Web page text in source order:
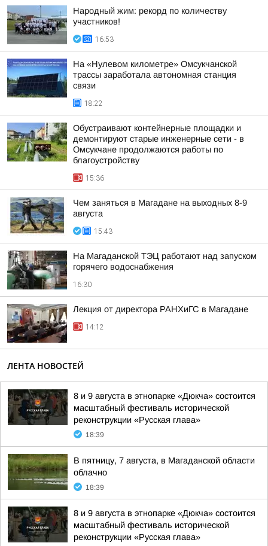
Народный жим: рекорд по количеству
участников!
16:53
На «Нулевом километре» Омсукчанской
трассы заработала автономная станция
связи
18:22
Обустраивают контейнерные площадки и
демонтируют старые инженерные сети - в
Омсукчане продолжаются работы по
благоустройству
15:36
Чем заняться в Магадане на выходных 8-9
августа
15:43
На Магаданской ТЭЦ работают над запуском
горячего водоснабжения
16:30
Лекция от директора РАНХиГС в Магадане
14:12
ЛЕНТА НОВОСТЕЙ
8 и 9 августа в этнопарке «Дюкча» состоится
масштабный фестиваль исторической
реконструкции «Русская глава»
18:39
В пятницу, 7 августа, в Магаданской области
облачно
18:39
8 и 9 августа в этнопарке «Дюкча» состоится
масштабный фестиваль исторической
реконструкции «Русская глава»